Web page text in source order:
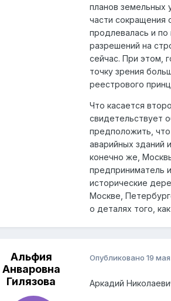
планов земельных
части сокращения
продлевалась и
разрешений на
сейчас. При этом,
точку зрения
реестрового
Что касается
свидетельствует
предположить,
аварийных зданий
конечно же,
предприниматель
исторические
Москве,
о деталях того,
Альфия
Анваровна
Гилязова
Опубликовано 19 мая
Аркадий